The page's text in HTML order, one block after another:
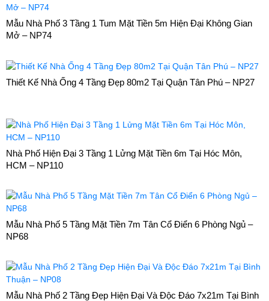
Mẫu Nhà Phố 3 Tầng 1 Tum Mặt Tiền 5m Hiện Đại Không Gian
Mở – NP74
Thiết Kế Nhà Ống 4 Tầng Đẹp 80m2 Tại Quận Tân Phú – NP27
Nhà Phố Hiện Đại 3 Tầng 1 Lửng Mặt Tiền 6m Tại Hóc Môn,
HCM – NP110
Mẫu Nhà Phố 5 Tầng Mặt Tiền 7m Tân Cổ Điển 6 Phòng Ngủ –
NP68
Mẫu Nhà Phố 2 Tầng Đẹp Hiện Đại Và Độc Đáo 7x21m Tại Bình